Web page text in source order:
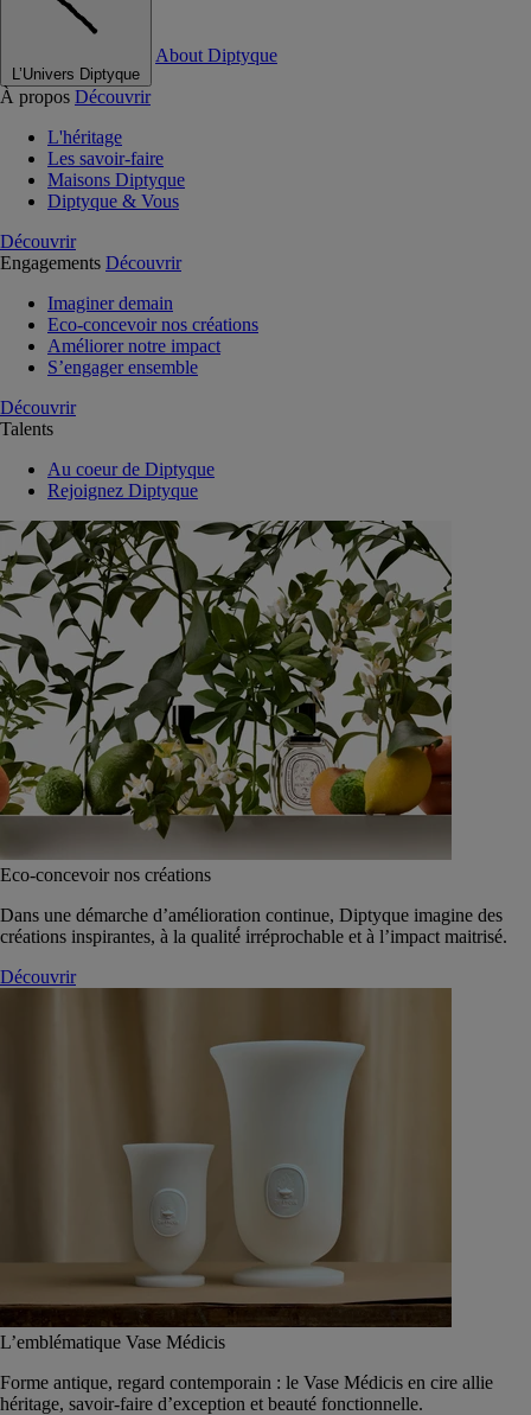
L’Univers Diptyque
About Diptyque
À propos Découvrir
L'héritage
Les savoir-faire
Maisons Diptyque
Diptyque & Vous
Découvrir
Engagements Découvrir
Imaginer demain
Eco-concevoir nos créations
Améliorer notre impact
S’engager ensemble
Découvrir
Talents
Au coeur de Diptyque
Rejoignez Diptyque
Eco-concevoir nos créations
Dans une démarche d’amélioration continue, Diptyque imagine des
créations inspirantes, à la qualité́ irréprochable et à l’impact maitrisé.
Découvrir
L’emblématique Vase Médicis
Forme antique, regard contemporain : le Vase Médicis en cire allie
héritage, savoir-faire d’exception et beauté fonctionnelle.